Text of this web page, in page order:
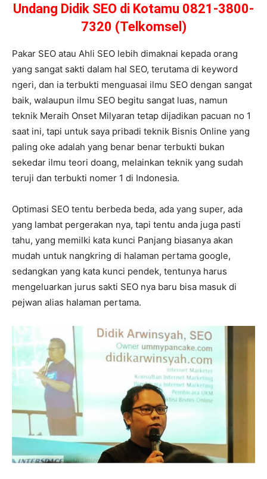
Undang Didik SEO di Kotamu 0821-3800-
7320 (Telkomsel)
Pakar SEO atau Ahli SEO lebih dimaknai kepada orang
yang sangat sakti dalam hal SEO, terutama di keyword
ngeri, dan ia terbukti menguasai ilmu SEO dengan sangat
baik, walaupun ilmu SEO begitu sangat luas, namun
teknik Meraih Onset Milyaran tetap dijadikan pacuan no 1
saat ini, tapi untuk saya pribadi teknik Bisnis Online yang
paling oke adalah yang benar benar terbukti bukan
sekedar ilmu teori doang, melainkan teknik yang sudah
teruji dan terbukti nomer 1 di Indonesia.
Optimasi SEO tentu berbeda beda, ada yang super, ada
yang lambat pergerakan nya, tapi tentu anda juga pasti
tahu, yang memilki kata kunci Panjang biasanya akan
mudah untuk nangkring di halaman pertama google,
sedangkan yang kata kunci pendek, tentunya harus
mengeluarkan jurus sakti SEO nya baru bisa masuk di
pejwan alias halaman pertama.